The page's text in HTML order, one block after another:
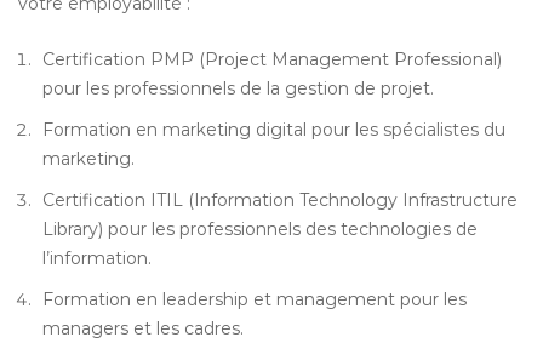
Certification PMP (Project Management Professional)
pour les professionnels de la gestion de projet.
Formation en marketing digital pour les spécialistes du
marketing.
Certification ITIL (Information Technology Infrastructure
Library) pour les professionnels des technologies de
l’information.
Formation en leadership et management pour les
managers et les cadres.